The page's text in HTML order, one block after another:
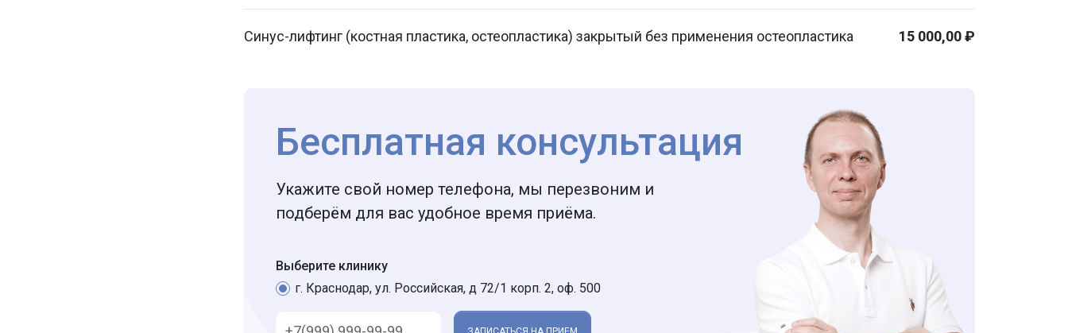
Синус-лифтинг (костная пластика, остеопластика) закрытый без применения остеопластика 15 000,00 ₽
Бесплатная консультация
Укажите свой номер телефона, мы перезвоним и
подберём для вас удобное время приёма.
Выберите клинику
г. Краснодар, ул. Российская, д 72/1 корп. 2, оф. 500